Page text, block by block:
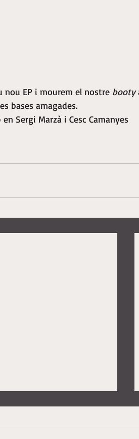
nou EP i mourem el nostre booty
bases amagades.
Sergi Marzà i Cesc Camanyes